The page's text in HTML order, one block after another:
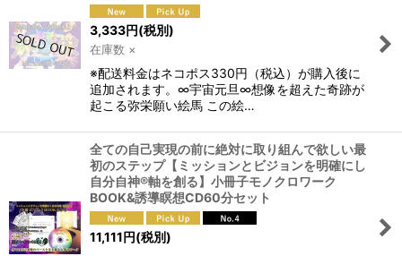
3,333円(税別)
在庫数 ×
※配送料金はネコポス330円（税込）が購入後に
追加されます。∞宇宙元旦∞想像を超えた奇跡が
起こる弥栄願い絵馬 この絵…
全ての自己実現の前に絶対に取り組んで欲しい最
初のステップ【ミッションとビジョンを明確にし
自分自神®軸を創る】小冊子モノクロワーク
BOOK&誘導瞑想CD60分セット
11,111円(税別)